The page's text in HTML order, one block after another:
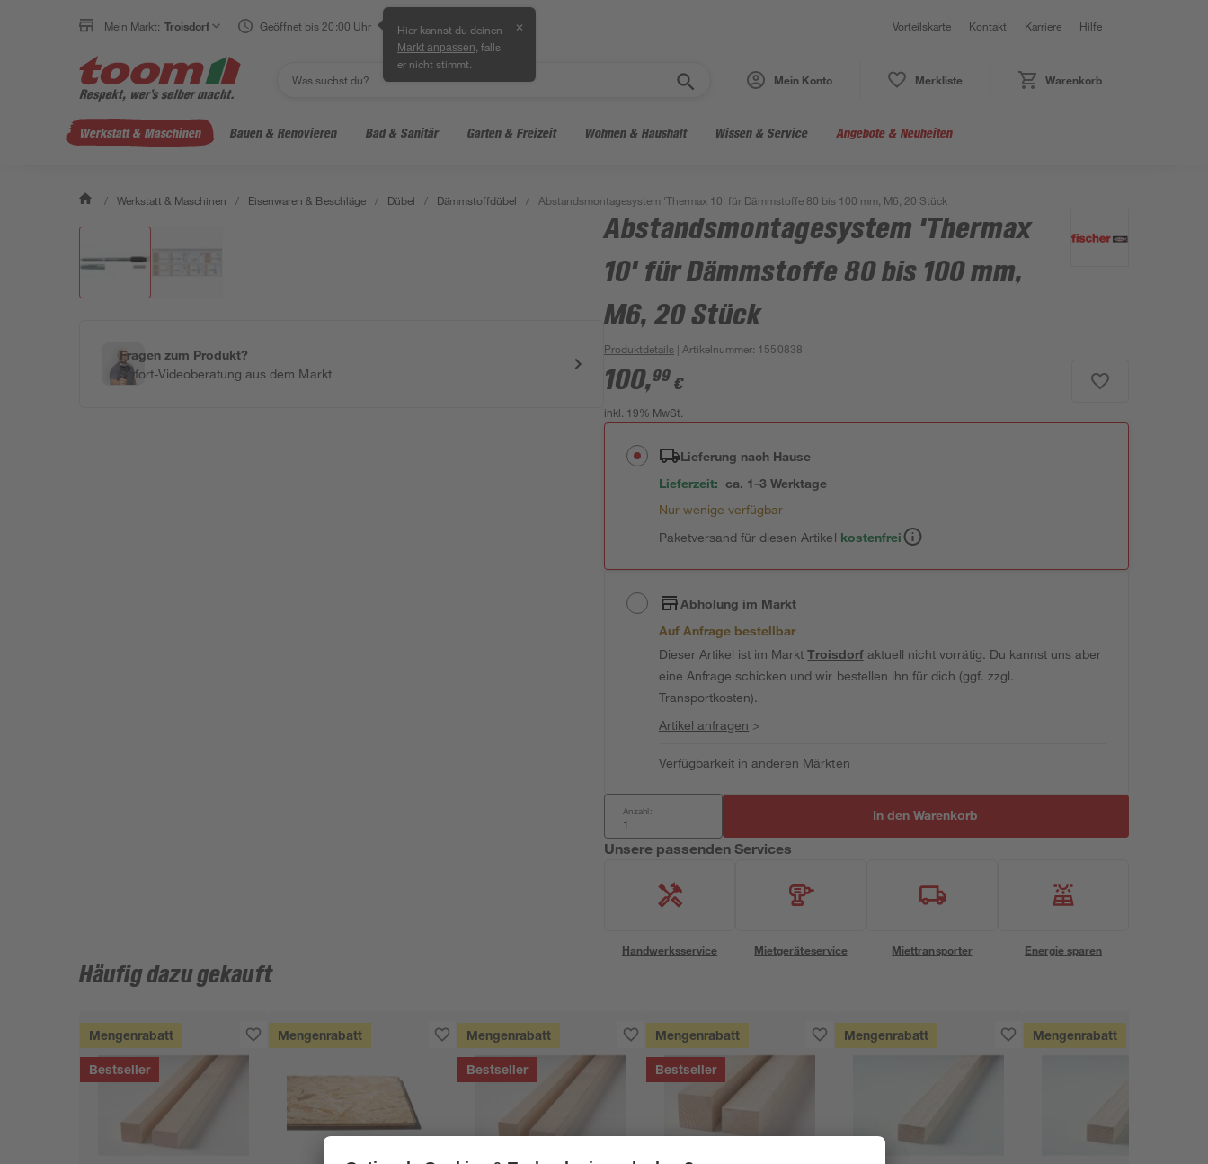
Mein Markt: Troisdorf Geöffnet bis 20:00 Uhr Hier kannst du deinen
Markt anpassen , falls
er nicht stimmt.
✕ Vorteilskarte Kontakt Karriere Hilfe
Mein Konto Merkliste Warenkorb
Werkstatt & Maschinen Bauen & Renovieren Bad & Sanitär Garten & Freizeit Wohnen & Haushalt Wissen & Service Angebote & Neuheiten
/ Werkstatt & Maschinen / Eisenwaren & Beschläge / Dübel / Dämmstoffdübel / Abstandsmontagesystem 'Thermax 10' für Dämmstoffe 80 bis 100 mm, M6, 20 Stück
Fragen zum Produkt?
Sofort-Videoberatung aus dem Markt
Abstandsmontagesystem 'Thermax
10' für Dämmstoffe 80 bis 100 mm,
M6, 20 Stück
Produktdetails | Artikelnummer: 1550838
100,99 €
inkl. 19% MwSt.
Lieferung nach Hause
Lieferzeit: ca. 1-3 Werktage
Nur wenige verfügbar
Paketversand für diesen Artikel kostenfrei
Abholung im Markt
Auf Anfrage bestellbar
Dieser Artikel ist im MarktTroisdorfaktuell nicht vorrätig. Du kannst uns aber
eine Anfrage schicken und wir bestellen ihn für dich (ggf. zzgl.
Transportkosten).
Artikel anfragen >
Verfügbarkeit in anderen Märkten
Anzahl: In den Warenkorb
Unsere passenden Services
Handwerksservice Mietgeräteservice Miettransporter Energie sparen
Häufig dazu gekauft
Mengenrabatt
Bestseller
Mengenrabatt Mengenrabatt
Bestseller
Mengenrabatt
Bestseller
Mengenrabatt Mengenrabatt